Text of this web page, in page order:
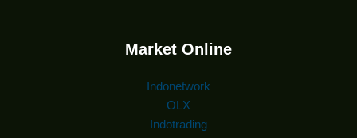
Market Online
Indonetwork
OLX
Indotrading